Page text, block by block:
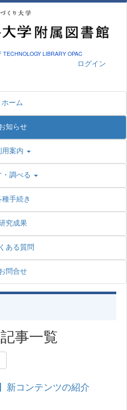
LIBRARY OPAC
ログイン
ホーム
知らせ
用案内
調べる
種手続き
究成果
ある質問
問合せ
事一覧
新コンテンツの紹介